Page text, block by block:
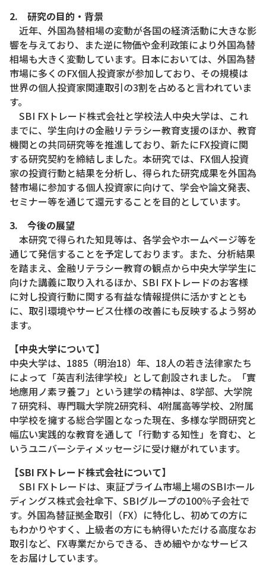
2. 研究の目的・背景
近年、外国為替相場の変動が各国の経済活動に大きな影
響を与えており、また逆に物価や金利政策により外国為替
相場も大きく変動しています。日本においては、外国為替
市場に多くのFX個人投資家が参加しており、その規模は
世界の個人投資家関連取引の3割を占めると言われていま
す。
SBI FXトレード株式会社と学校法人中央大学は、これ
までに、学生向けの金融リテラシー教育支援のほか、教育
機関との共同研究等を推進しており、新たにFX投資に関
する研究契約を締結しました。本研究では、FX個人投資
家の投資行動と結果を分析し、得られた研究成果を外国為
替市場に参加する個人投資家に向けて、学会や論文発表、
セミナー等を通じて還元することを目的としています。
3. 今後の展望
本研究で得られた知見等は、各学会やホームページ等を
通じて発信することを予定しております。また、分析結果
を踏まえ、金融リテラシー教育の観点から中央大学学生に
向けた講義に取り入れるほか、SBI FXトレードのお客様
に対し投資行動に関する有益な情報提供に活かすととも
に、取引環境やサービス仕様の改善にも反映するよう努め
ます。
【中央大学について】
中央大学は、1885（明治18）年、18人の若き法律家たち
によって「英吉利法律学校」として創設されました。「實
地應用ノ素ヲ養フ」という建学の精神は、8学部、大学院
７研究科、専門職大学院2研究科、4附属高等学校、2附属
中学校を擁する総合学園となった現在、多様な学問研究と
幅広い実践的な教育を通して「行動する知性」を育む、と
いうユニバーシティメッセージに受け継がれています。
【SBI FXトレード株式会社について】
SBI FXトレードは、東証プライム市場上場のSBIホール
ディングス株式会社傘下、SBIグループの100％子会社で
す。外国為替証拠金取引（FX）に特化し、初めての方に
もわかりやすく、上級者の方にも納得いただける高度なお
取引など、FX専業だからできる、きめ細やかなサービス
をお届けしています。